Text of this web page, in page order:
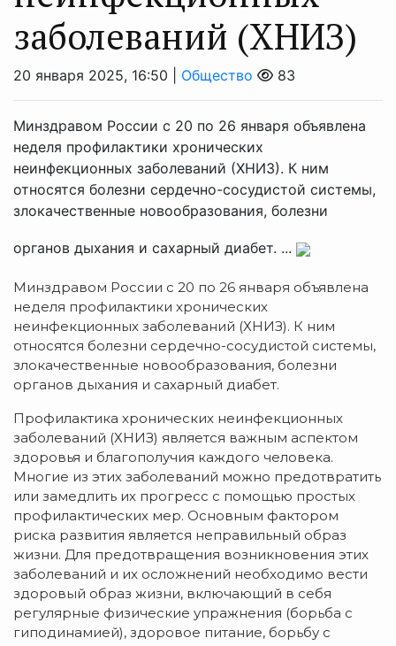
заболеваний (ХНИЗ)
20 января 2025, 16:50 | Общество 83
Минздравом России с 20 по 26 января объявлена
неделя профилактики хронических
неинфекционных заболеваний (ХНИЗ). К ним
относятся болезни сердечно-сосудистой системы,
злокачественные новообразования, болезни
органов дыхания и сахарный диабет. ...
Минздравом России с 20 по 26 января объявлена
неделя профилактики хронических
неинфекционных заболеваний (ХНИЗ). К ним
относятся болезни сердечно-сосудистой системы,
злокачественные новообразования, болезни
органов дыхания и сахарный диабет.
Профилактика хронических неинфекционных
заболеваний (ХНИЗ) является важным аспектом
здоровья и благополучия каждого человека.
Многие из этих заболеваний можно предотвратить
или замедлить их прогресс с помощью простых
профилактических мер. Основным фактором
риска развития является неправильный образ
жизни. Для предотвращения возникновения этих
заболеваний и их осложнений необходимо вести
здоровый образ жизни, включающий в себя
регулярные физические упражнения (борьба с
гиподинамией), здоровое питание, борьбу с